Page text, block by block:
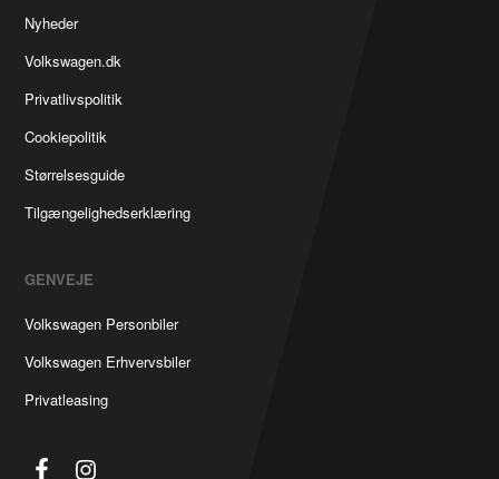
Nyheder
Volkswagen.dk
Privatlivspolitik
Cookiepolitik
Størrelsesguide
Tilgængelighedserklæring
GENVEJE
Volkswagen Personbiler
Volkswagen Erhvervsbiler
Privatleasing